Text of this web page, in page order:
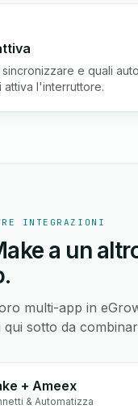
e quali
l'interruttore.
INTEGRAZIONI
a un
multi-app in
qui sotto da
+ Ameex
& Automatizza